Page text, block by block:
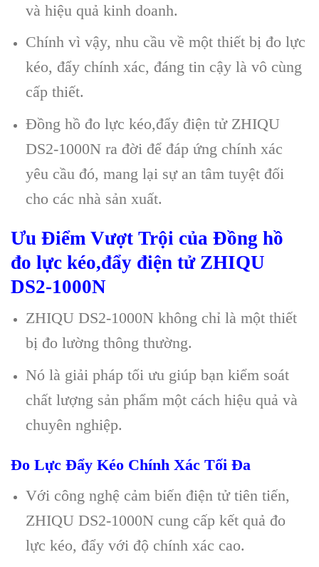
và hiệu quả kinh doanh.
Chính vì vậy, nhu cầu về một thiết bị đo lực
kéo, đẩy chính xác, đáng tin cậy là vô cùng
cấp thiết.
Đồng hồ đo lực kéo,đẩy điện tử ZHIQU
DS2-1000N ra đời để đáp ứng chính xác
yêu cầu đó, mang lại sự an tâm tuyệt đối
cho các nhà sản xuất.
Ưu Điểm Vượt Trội của Đồng hồ
đo lực kéo,đẩy điện tử ZHIQU
DS2-1000N
ZHIQU DS2-1000N không chỉ là một thiết
bị đo lường thông thường.
Nó là giải pháp tối ưu giúp bạn kiểm soát
chất lượng sản phẩm một cách hiệu quả và
chuyên nghiệp.
Đo Lực Đẩy Kéo Chính Xác Tối Đa
Với công nghệ cảm biến điện tử tiên tiến,
ZHIQU DS2-1000N cung cấp kết quả đo
lực kéo, đẩy với độ chính xác cao.